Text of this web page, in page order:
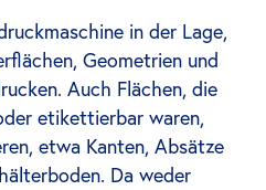
in der Lage,
Geometrien und
Auch Flächen, die
etikettierbar waren,
etwa Kanten, Absätze
Da weder